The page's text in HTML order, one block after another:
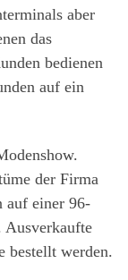
aber
das
bedienen
auf ein
der Firma
auf einer 96-
bestellt werden.